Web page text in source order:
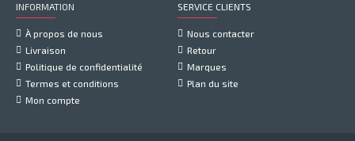
INFORMATION
À propos de nous
Livraison
Politique de confidentialité
Termes et conditions
Mon compte
SERVICE CLIENTS
Nous contacter
Retour
Marques
Plan du site